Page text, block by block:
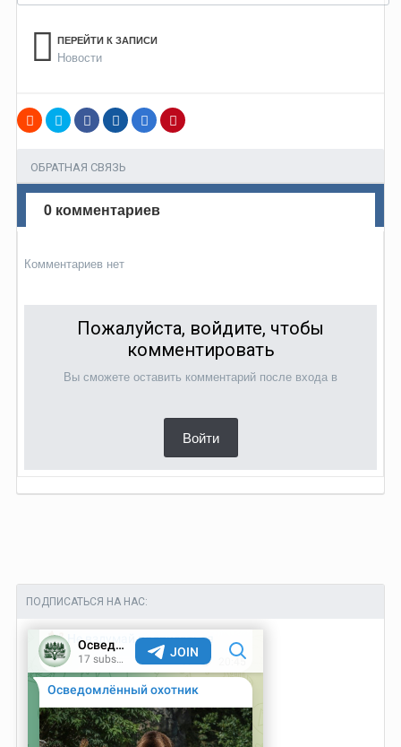
ПЕРЕЙТИ К ЗАПИСИ
Новости
ОБРАТНАЯ СВЯЗЬ
0 комментариев
Комментариев нет
Пожалуйста, войдите, чтобы
комментировать
Вы сможете оставить комментарий после входа в
Войти
ПОДПИСАТЬСЯ НА НАС: